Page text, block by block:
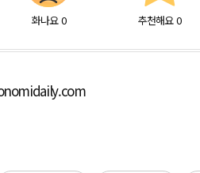
화나요 0 추천해요 0